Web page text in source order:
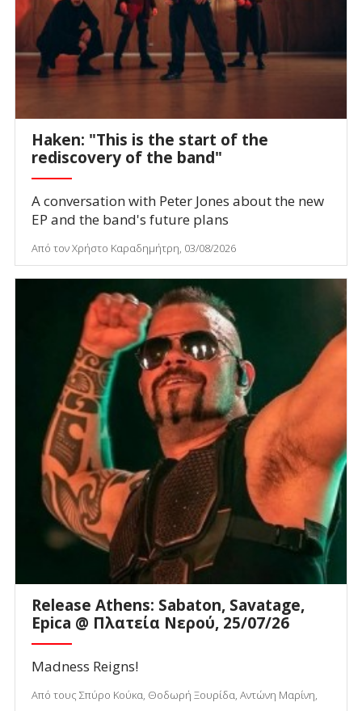
Haken: "This is the start of the
rediscovery of the band"
A conversation with Peter Jones about the new
EP and the band's future plans
Από τον Χρήστο Καραδημήτρη, 03/08/2026
Release Athens: Sabaton, Savatage,
Epica @ Πλατεία Νερού, 25/07/26
Madness Reigns!
Από τους Σπύρο Κούκα, Θοδωρή Ξουρίδα, Αντώνη Μαρίνη,